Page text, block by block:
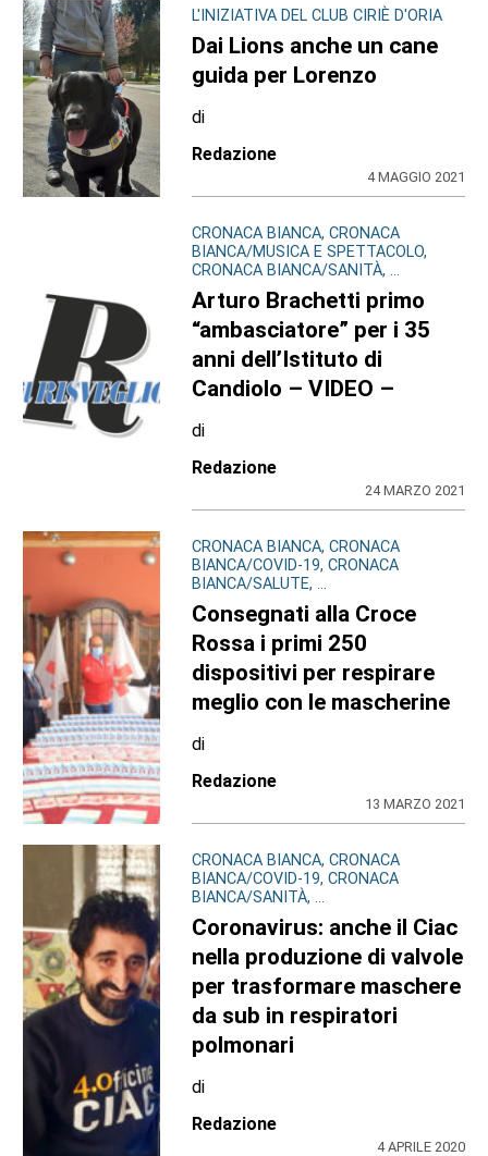
L'INIZIATIVA DEL CLUB CIRIÈ D'ORIA
Dai Lions anche un cane
guida per Lorenzo
di
Redazione
4 MAGGIO 2021
CRONACA BIANCA, CRONACA
BIANCA/MUSICA E SPETTACOLO,
CRONACA BIANCA/SANITÀ, ...
Arturo Brachetti primo
“ambasciatore” per i 35
anni dell’Istituto di
Candiolo – VIDEO –
di
Redazione
24 MARZO 2021
CRONACA BIANCA, CRONACA
BIANCA/COVID-19, CRONACA
BIANCA/SALUTE, ...
Consegnati alla Croce
Rossa i primi 250
dispositivi per respirare
meglio con le mascherine
di
Redazione
13 MARZO 2021
CRONACA BIANCA, CRONACA
BIANCA/COVID-19, CRONACA
BIANCA/SANITÀ, ...
Coronavirus: anche il Ciac
nella produzione di valvole
per trasformare maschere
da sub in respiratori
polmonari
di
Redazione
4 APRILE 2020